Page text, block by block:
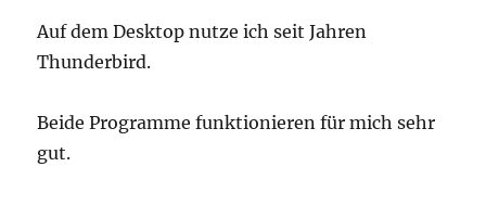
Auf dem Desktop nutze ich seit Jahren
Thunderbird.
Beide Programme funktionieren für mich sehr
gut.